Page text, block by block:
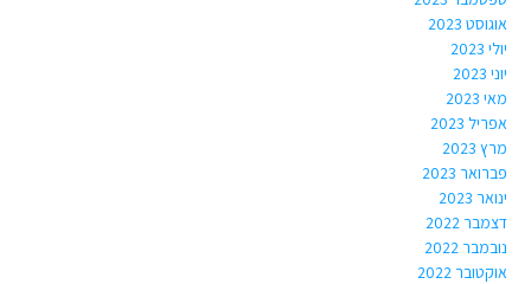
אוגוסט 2023
יולי 2023
יוני 2023
מאי 2023
אפריל 2023
מרץ 2023
פברואר 2023
ינואר 2023
דצמבר 2022
נובמבר 2022
אוקטובר 2022